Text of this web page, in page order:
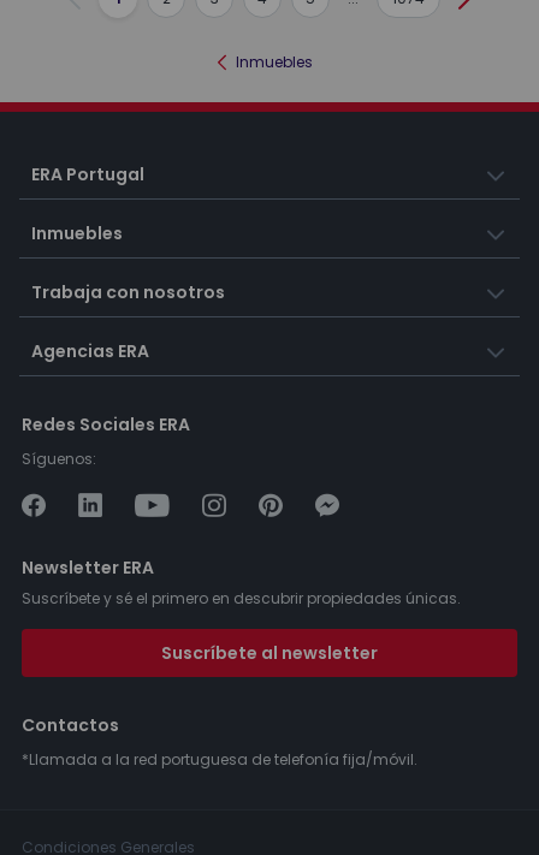
Anterior
Inmuebles
ERA Portugal
Inmuebles
Trabaja con nosotros
Agencias ERA
Redes Sociales ERA
Síguenos:
Newsletter ERA
Suscríbete y sé el primero en descubrir propiedades únicas.
Suscríbete al newsletter
Contactos
*Llamada a la red portuguesa de telefonía fija/móvil.
Condiciones Generales